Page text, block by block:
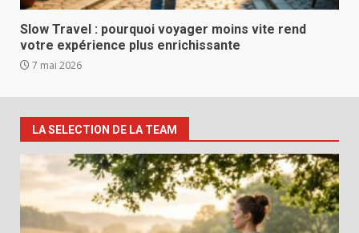
Slow Travel : pourquoi voyager moins vite rend
votre expérience plus enrichissante
7 mai 2026
LA SELECTION DE LA TEAM